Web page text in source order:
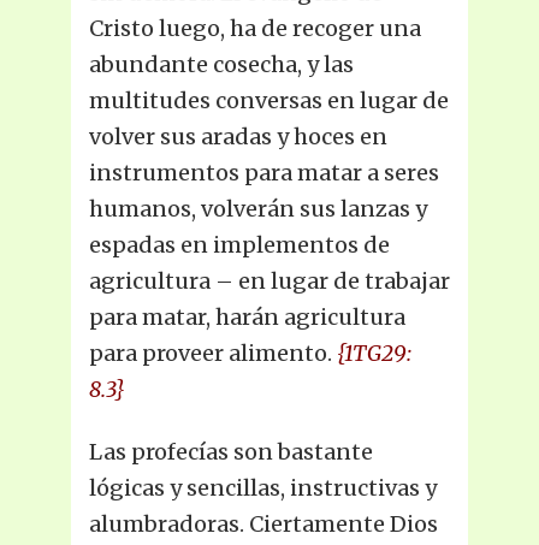
Cristo luego, ha de recoger una
abundante cosecha, y las
multitudes conversas en lugar de
volver sus aradas y hoces en
instrumentos para matar a seres
humanos, volverán sus lanzas y
espadas en implementos de
agricultura – en lugar de trabajar
para matar, harán agricultura
para proveer alimento. {1TG29:
8.3}
Las profecías son bastante
lógicas y sencillas, instructivas y
alumbradoras. Ciertamente Dios